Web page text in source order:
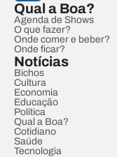
Qual a Boa?
Agenda de Shows
O que fazer?
Onde comer e beber?
Onde ficar?
Notícias
Bichos
Cultura
Economia
Educação
Política
Qual a Boa?
Cotidiano
Saúde
Tecnologia